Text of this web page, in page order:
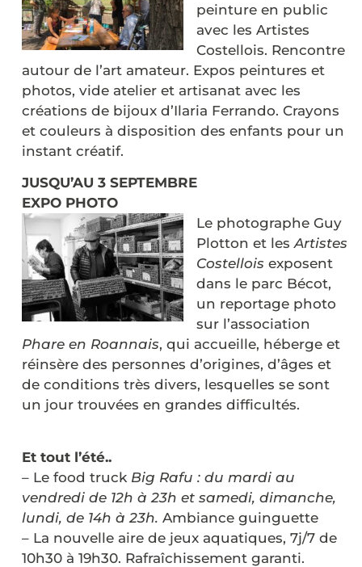
peinture en public
avec les Artistes
Costellois. Rencontre
autour de l’art amateur. Expos peintures et
photos, vide atelier et artisanat avec les
créations de bijoux d’Ilaria Ferrando. Crayons
et couleurs à disposition des enfants pour un
instant créatif.
JUSQU’AU 3 SEPTEMBRE
EXPO PHOTO
Le photographe Guy
Plotton et lesArtistes
Costellois exposent
dans le parc Bécot,
un reportage photo
sur l’association
Phare en Roannais, qui accueille, héberge et
réinsère des personnes d’origines, d’âges et
de conditions très divers, lesquelles se sont
un jour trouvées en grandes difficultés.
Et tout l’été..
– Le food truck Big Rafu : du mardi au
vendredi de 12h à 23h et samedi, dimanche,
lundi, de 14h à 23h. Ambiance guinguette
– La nouvelle aire de jeux aquatiques, 7j/7 de
10h30 à 19h30. Rafraîchissement garanti.